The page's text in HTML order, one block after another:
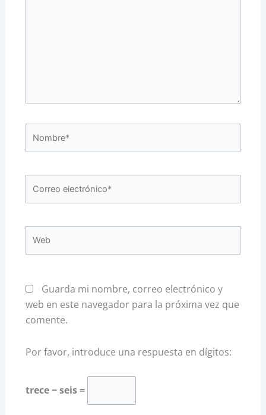
Guarda mi nombre, correo electrónico y
web en este navegador para la próxima vez que
comente.
Por favor, introduce una respuesta en dígitos:
trece − seis =